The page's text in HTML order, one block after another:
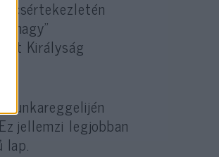
nagy”
Királyság
jellemzi legjobban
lap.